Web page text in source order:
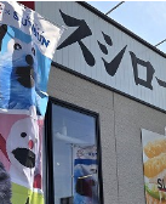
ブログ